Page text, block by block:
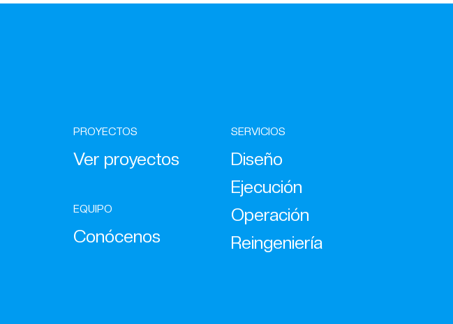
PROYECTOS
Ver proyectos
EQUIPO
Conócenos
SERVICIOS
Diseño
Ejecución
Operación
Reingeniería